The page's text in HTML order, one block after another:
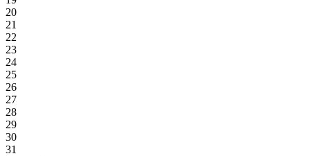
20
21
22
23
24
25
26
27
28
29
30
31